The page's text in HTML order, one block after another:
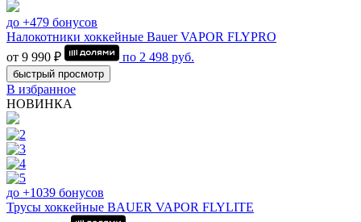
до +479 бонусов
Налокотники хоккейные Bauer VAPOR FLYPRO
от 9 990 ₽
по 2 498 руб.
быстрый просмотр
В избранное
НОВИНКА
до +1039 бонусов
Трусы хоккейные BAUER VAPOR FLYLITE